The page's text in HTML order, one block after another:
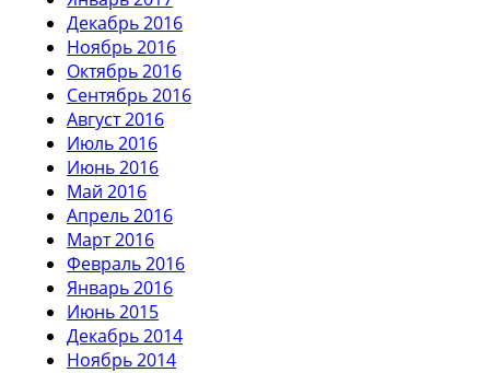
Декабрь 2016
Ноябрь 2016
Октябрь 2016
Сентябрь 2016
Август 2016
Июль 2016
Июнь 2016
Май 2016
Апрель 2016
Март 2016
Февраль 2016
Январь 2016
Июнь 2015
Декабрь 2014
Ноябрь 2014